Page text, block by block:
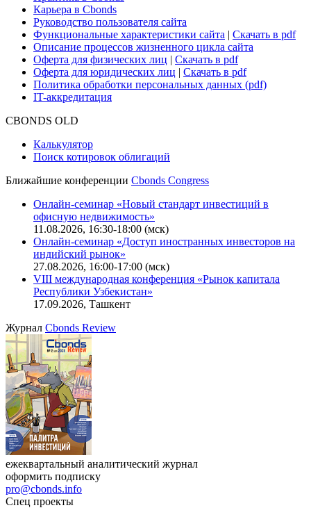
Для клиентов
О нас
Безопасность проведения платежей
Практика в Cbonds
Карьера в Cbonds
Руководство пользователя сайта
Функциональные характеристики сайта|Скачать в pdf
Описание процессов жизненного цикла сайта
Оферта для юридических лиц
IT-аккредитация
Поиск котировок облигаций
Ближайшие конференцииCbonds Congress
Онлайн-семинар «Новый стандарт инвестиций в
офисную недвижимость»
11.08.2026, 16:30-18:00 (мск)
Онлайн-семинар «Доступ иностранных инвесторов на
индийский рынок»
VIII международная конференция «Рынок капитала
Республики Узбекистан»
17.09.2026, Ташкент
ЖурналCbonds Review